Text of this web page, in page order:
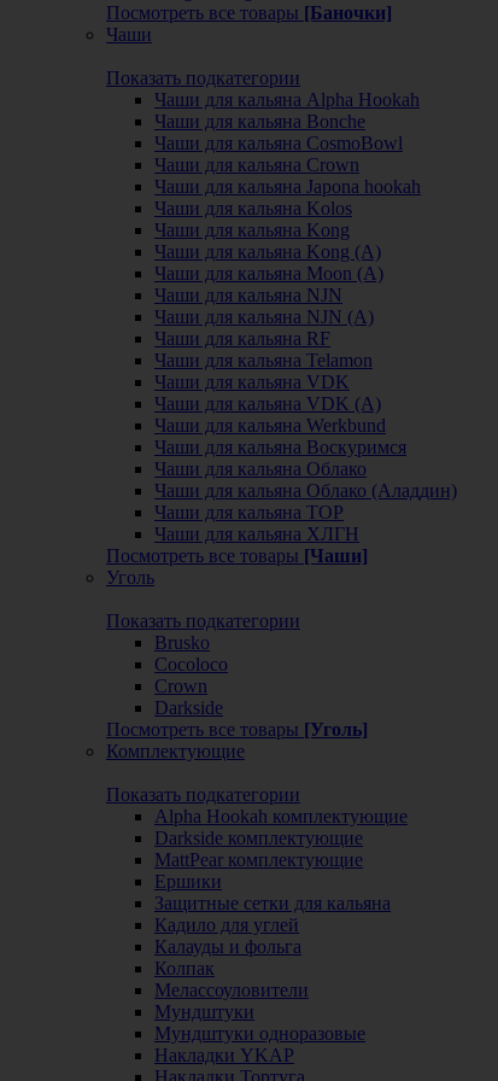
Посмотреть все товары [Баночки]
Чаши
Показать подкатегории
Чаши для кальяна Alpha Hookah
Чаши для кальяна Bonche
Чаши для кальяна CosmoBowl
Чаши для кальяна Crown
Чаши для кальяна Japona hookah
Чаши для кальяна Kolos
Чаши для кальяна Kong
Чаши для кальяна Kong (A)
Чаши для кальяна Moon (А)
Чаши для кальяна NJN
Чаши для кальяна NJN (А)
Чаши для кальяна RF
Чаши для кальяна Telamon
Чаши для кальяна VDK
Чаши для кальяна VDK (А)
Чаши для кальяна Werkbund
Чаши для кальяна Воскуримся
Чаши для кальяна Облако
Чаши для кальяна Облако (Аладдин)
Чаши для кальяна ТОР
Чаши для кальяна ХЛГН
Посмотреть все товары [Чаши]
Уголь
Показать подкатегории
Brusko
Cocoloco
Crown
Darkside
Посмотреть все товары [Уголь]
Комплектующие
Показать подкатегории
Alpha Hookah комплектующие
Darkside комплектующие
MattPear комплектующие
Ершики
Защитные сетки для кальяна
Кадило для углей
Калауды и фольга
Колпак
Мелассоуловители
Мундштуки
Мундштуки одноразовые
Накладки YKAP
Накладки Тортуга